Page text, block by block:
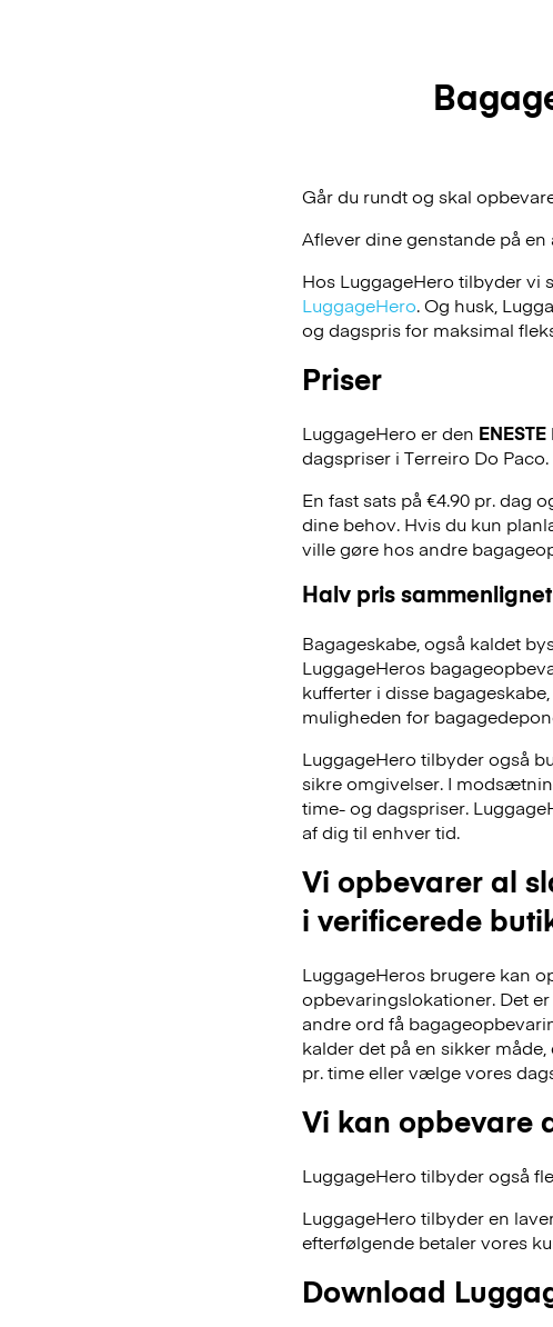
Går du rundt og skal
Aflever dine genstande på en
Hos LuggageHero tilbyder vi
LuggageHero. Og husk,
og dagspris for maksimal
Priser
LuggageHero er den ENESTE
dagspriser i Terreiro Do Paco.
En fast sats på €4.90 pr. dag
dine behov. Hvis du kun
ville gøre hos andre
Halv pris
Bagageskabe, også kaldet
LuggageHeros
kufferter i disse
muligheden for
LuggageHero tilbyder også
sikre omgivelser. I
time- og dagspriser.
af dig til enhver tid.
Vi opbevarer al
i verificerede
LuggageHeros brugere kan
opbevaringslokationer. Det
andre ord få
kalder det på en sikker
pr. time eller vælge vores
Vi kan opbevare
LuggageHero tilbyder også
LuggageHero tilbyder en
efterfølgende betaler vores
Download